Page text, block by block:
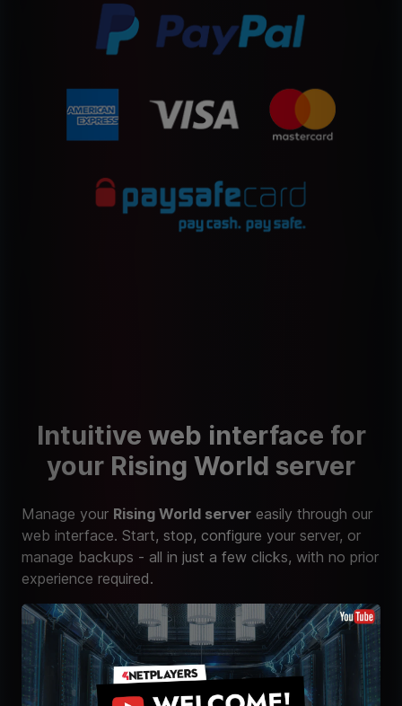
Intuitive web interface for
your Rising World server
Manage your Rising World server easily through our
web interface. Start, stop, configure your server, or
manage backups - all in just a few clicks, with no prior
experience required.